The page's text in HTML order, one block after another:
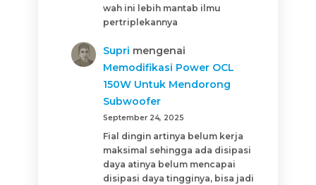
wah ini lebih mantab ilmu
pertriplekannya
Supri mengenai
Memodifikasi Power OCL
150W Untuk Mendorong
Subwoofer
September 24, 2025
Fial dingin artinya belum kerja
maksimal sehingga ada disipasi
daya atinya belum mencapai
disipasi daya tingginya, bisa jadi